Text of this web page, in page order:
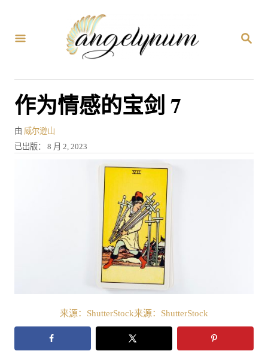
搜
作为情感的宝剑 7
由 作
者
威尔逊山
发
已出版： 8 月 2, 2023
来源：ShutterStock来源：ShutterStock